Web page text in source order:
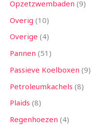
Opzetzwembaden 9
Overig 10
Overige 4
Pannen 51
Passieve Koelboxen 9
Petroleumkachels 8
Plaids 8
Regenhoezen 4